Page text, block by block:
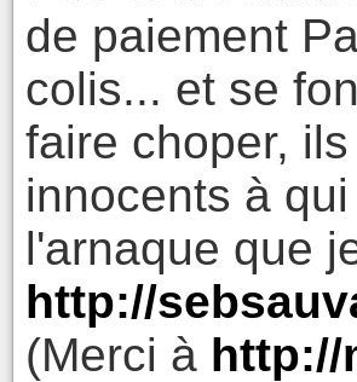
de paiement
colis... et se
faire choper,
innocents à
l'arnaque que
http://
(Merci à http://